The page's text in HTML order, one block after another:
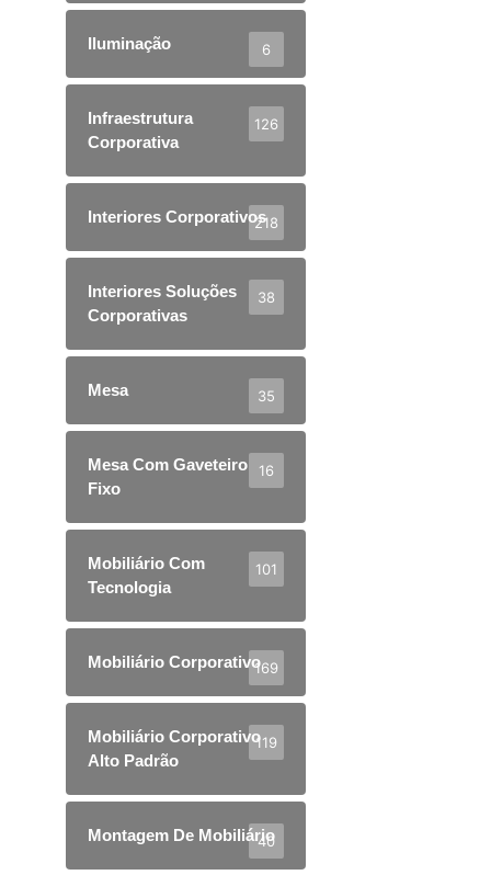
Iluminação 6
Infraestrutura
Corporativa
126
Interiores Corporativos218
Interiores Soluções
Corporativas
38
Mesa 35
Mesa Com Gaveteiro
Fixo
16
Mobiliário Com
Tecnologia
101
Mobiliário Corporativo169
Mobiliário Corporativo
Alto Padrão
119
Montagem De Mobiliário
40